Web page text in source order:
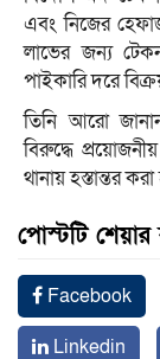
এবং নিজের
লাভের জন্য
পাইকারি দরে
তিনি আরো
বিরুদ্ধে
থানায় হস্তান্তর
পোস্টটি
Facebook
Linkedin